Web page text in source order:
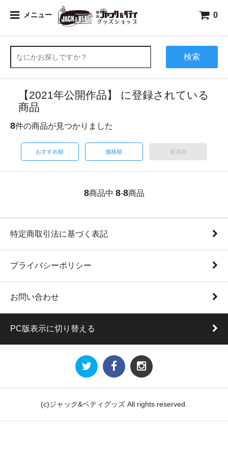
メニュー 0
検索
【2021年公開作品】 に登録されている
商品
8件の商品が見つかりました
おすすめ順 価格順 新着順
8商品中 8-8商品
特定商取引法に基づく表記
プライバシーポリシー
お問い合わせ
PC版表示に切り替える
(c)ジャック&ベティグッズ All rights reserved.